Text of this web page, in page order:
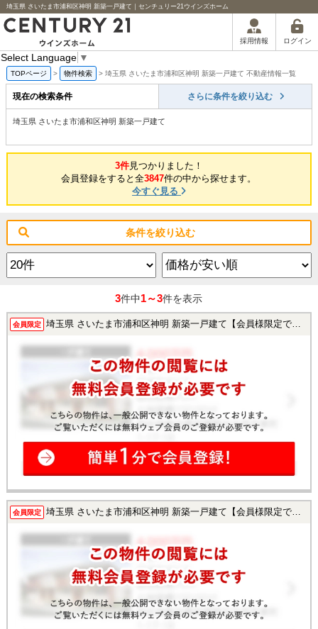
埼玉県 さいたま市浦和区神明 新築一戸建て｜センチュリー21ウインズホーム
採用情報 ログイン
Select Language ▼
TOPページ > 物件検索 > 埼玉県 さいたま市浦和区神明 新築一戸建て 不動産情報一覧
現在の検索条件 さらに条件を絞り込む
埼玉県 さいたま市浦和区神明 新築一戸建て
3件見つかりました！
会員登録をすると全3847件の中から探せます。
今すぐ見る
条件を絞り込む
3件中1～3件を表示
会員限定 埼玉県 さいたま市浦和区神明 新築一戸建て【会員様限定で公開中！】
会員限定 埼玉県 さいたま市浦和区神明 新築一戸建て【会員様限定で公開中！】